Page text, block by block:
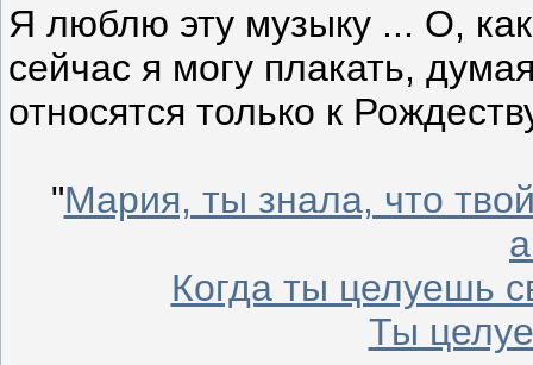
Я люблю эту музыку ... О,
сейчас я могу плакать,
относятся только к
"Мария, ты знала, что
Когда ты целуешь
Ты